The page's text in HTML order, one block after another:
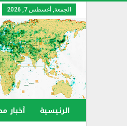
الجمعة, أغسطس 7, 2026
الرئيسية أخبار